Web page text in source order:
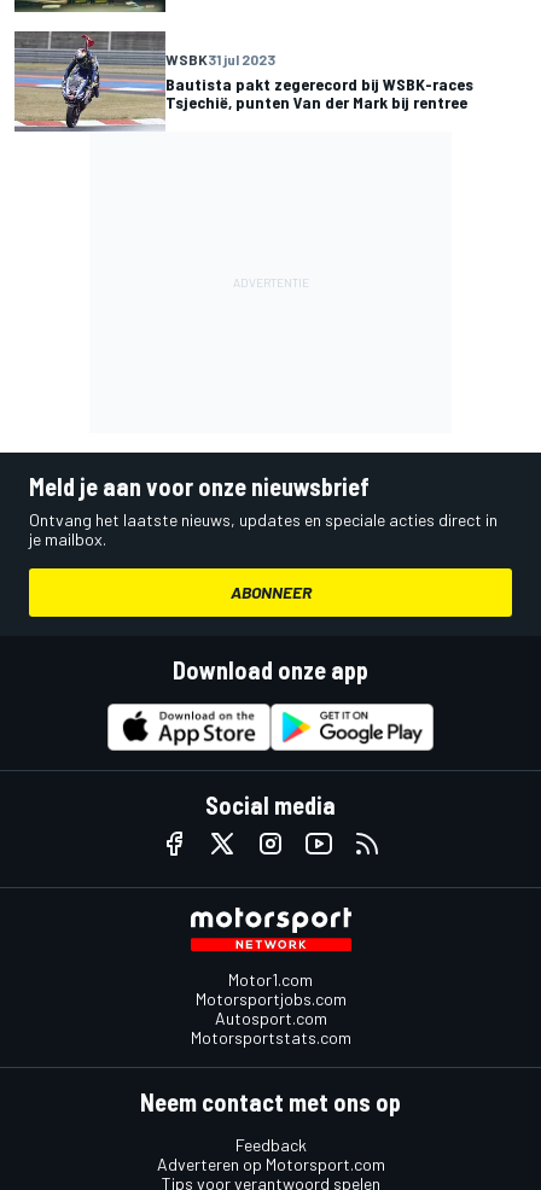
WSBK31 jul 2023
Bautista pakt zegerecord bij WSBK-races
Tsjechië, punten Van der Mark bij rentree
Meld je aan voor onze nieuwsbrief
Ontvang het laatste nieuws, updates en speciale acties direct in
je mailbox.
ABONNEER
Download onze app
Social media
Motor1.com
Motorsportjobs.com
Autosport.com
Motorsportstats.com
Neem contact met ons op
Feedback
Adverteren op Motorsport.com
Tips voor verantwoord spelen